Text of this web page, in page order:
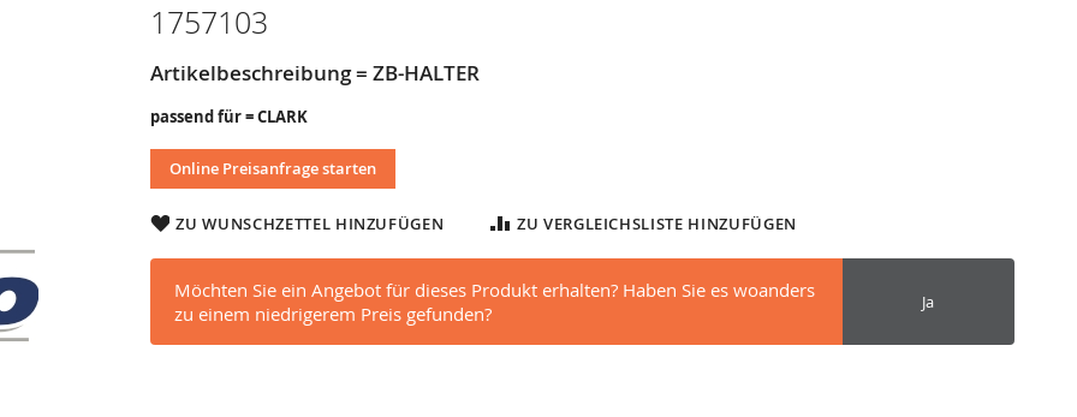
1757103
Artikelbeschreibung = ZB-HALTER
passend für = CLARK
Online Preisanfrage starten
ZU WUNSCHZETTEL HINZUFÜGEN ZU VERGLEICHSLISTE HINZUFÜGEN
Möchten Sie ein Angebot für dieses Produkt erhalten? Haben Sie es woanders
zu einem niedrigerem Preis gefunden?
Ja